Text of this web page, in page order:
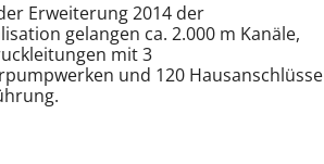
Erweiterung 2014 der
gelangen ca. 2.000 m Kanäle,
mit 3
und 120 Hausanschlüsse